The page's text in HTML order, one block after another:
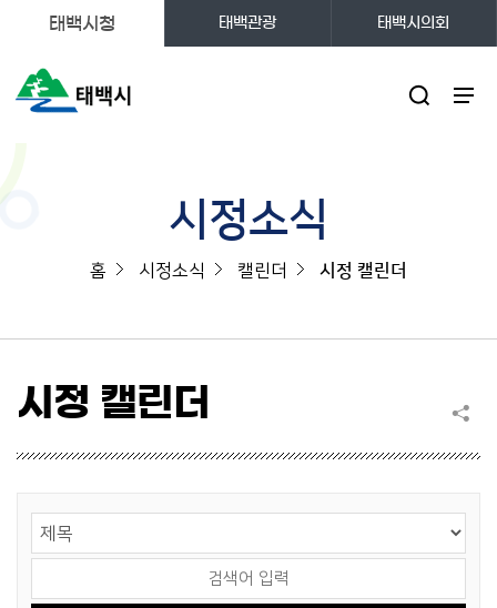
태백시청 태백관광 태백시의회
시정소식
홈 시정소식 캘린더 시정 캘린더
시정 캘린더